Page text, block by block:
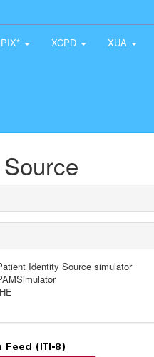
PIX* XCPD XUA
Identity Source simulator